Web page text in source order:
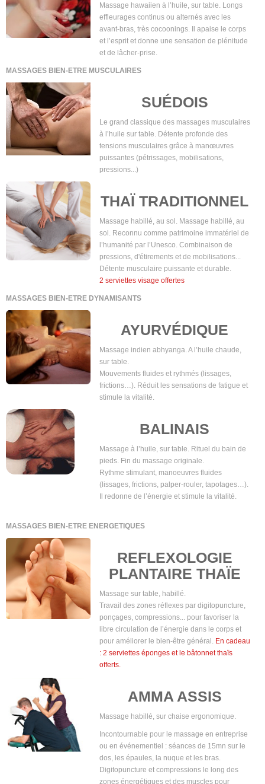
Massage hawaiien à l’huile, sur table. Longs
effleurages continus ou alternés avec les
avant-bras, très cocoonings. Il apaise le corps
et l’esprit et donne une sensation de plénitude
et de lâcher-prise.
MASSAGES BIEN-ETRE MUSCULAIRES
SUÉDOIS
Le grand classique des massages musculaires
à l’huile sur table. Détente profonde des
tensions musculaires grâce à manœuvres
puissantes (pétrissages, mobilisations,
pressions...)
THAÏ TRADITIONNEL
Massage habillé, au sol. Massage habillé, au
sol. Reconnu comme patrimoine immatériel de
l’humanité par l’Unesco. Combinaison de
pressions, d'étirements et de mobilisations...
Détente musculaire puissante et durable.
2 serviettes visage offertes
MASSAGES BIEN-ETRE DYNAMISANTS
AYURVÉDIQUE
Massage indien abhyanga. A l’huile chaude,
sur table.
Mouvements fluides et rythmés (lissages,
frictions…). Réduit les sensations de fatigue et
stimule la vitalité.
BALINAIS
Massage à l’huile, sur table. Rituel du bain de
pieds. Fin du massage originale.
Rythme stimulant, manoeuvres fluides
(lissages, frictions, palper-rouler, tapotages…).
Il redonne de l’énergie et stimule la vitalité.
MASSAGES BIEN-ETRE ENERGETIQUES
REFLEXOLOGIE
PLANTAIRE THAÏE
Massage sur table, habillé.
Travail des zones réflexes par digitopuncture,
ponçages, compressions... pour favoriser la
libre circulation de l’énergie dans le corps et
pour améliorer le bien-être général. En cadeau
: 2 serviettes éponges et le bâtonnet thaïs
offerts.
AMMA ASSIS
Massage habillé, sur chaise ergonomique.
Incontournable pour le massage en entreprise
ou en événementiel : séances de 15mn sur le
dos, les épaules, la nuque et les bras.
Digitopuncture et compressions le long des
zones énergétiques et des muscles pour